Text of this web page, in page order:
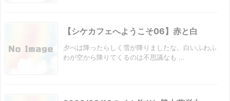
【シケカフェへようこそ06】赤と白
夕べは降ったらしく雪が降りましたな。白いふわふ
わが空から降りてくるのは不思議なも ...